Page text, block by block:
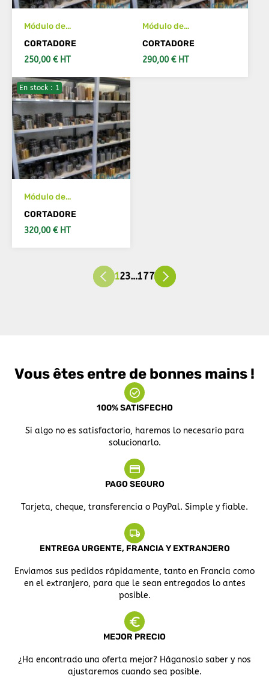
Módulo de
herramientas de
cuchillo 2.5 Acabado
CORTADORE
250,00 € HT
AÑADIR AL CARRITO
Módulo de
herramientas de
cuchillo 2.5 Pre-
afilado
CORTADORE
290,00 € HT
En stock : 1
Módulo de
herramientas de
cuchillo 2.5 Acabado
CORTADORE
320,00 € HT
123…177
Vous êtes entre de bonnes mains !
100% SATISFECHO
Si algo no es satisfactorio, haremos lo necesario para
solucionarlo.
PAGO SEGURO
Tarjeta, cheque, transferencia o PayPal. Simple y fiable.
ENTREGA URGENTE, FRANCIA Y EXTRANJERO
Enviamos sus pedidos rápidamente, tanto en Francia como
en el extranjero, para que le sean entregados lo antes
posible.
MEJOR PRECIO
¿Ha encontrado una oferta mejor? Háganoslo saber y nos
ajustaremos cuando sea posible.